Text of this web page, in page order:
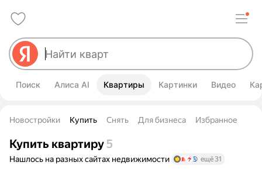
Поиск Алиса AI Квартиры Картинки Видео
Новостройки Купить Снять Для бизнеса Избранное
Купить квартиру 5
Нашлось на разных сайтах недвижимости ещё 31